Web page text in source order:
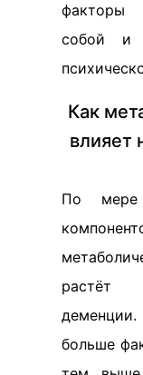
факторы
собой и
Как
влияет
По мере
растёт
больше